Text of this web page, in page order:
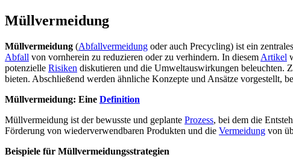
Müllvermeidung
Müllvermeidung (Abfallvermeidung oder auch Precycling) ist ein
Abfall von vornherein zu reduzieren oder zu verhindern. In diesem Artikel
potenzielle Risiken diskutieren und die Umweltauswirkungen beleuchten.
bieten. Abschließend werden ähnliche Konzepte und Ansätze vorgestellt,
Müllvermeidung: Eine Definition
Müllvermeidung ist der bewusste und geplante Prozess, bei dem die
Förderung von wiederverwendbaren Produkten und die Vermeidung von
Beispiele für Müllvermeidungsstrategien